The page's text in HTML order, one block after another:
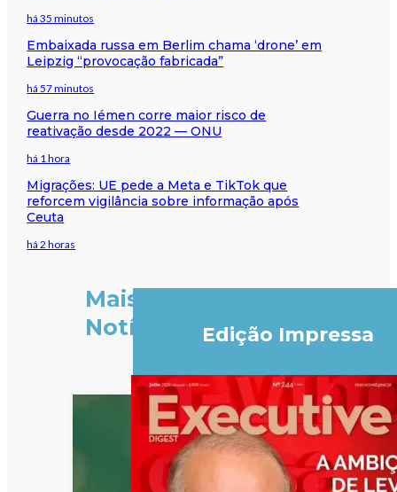
há 35 minutos
Embaixada russa em Berlim chama ‘drone’ em
Leipzig “provocação fabricada”
há 57 minutos
Guerra no Iémen corre maior risco de
reativação desde 2022 — ONU
há 1 hora
Migrações: UE pede a Meta e TikTok que
reforcem vigilância sobre informação após
Ceuta
há 2 horas
Mais
Notícias
Edição Impressa